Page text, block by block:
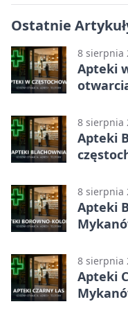
Ostatnie
8 sierpnia
Apteki
8 sierpnia
Apteki
8 sierpnia
Apteki
8 sierpnia
Apteki